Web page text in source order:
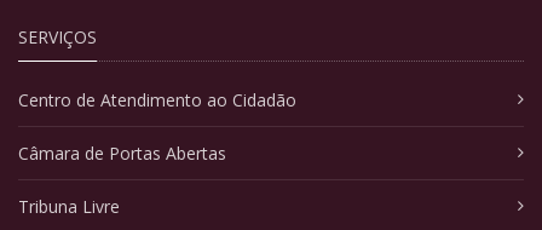
SERVIÇOS
Centro de Atendimento ao Cidadão
Câmara de Portas Abertas
Tribuna Livre